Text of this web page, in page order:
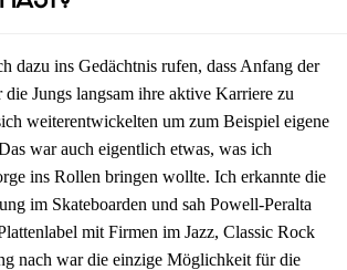
dazu ins Gedächtnis rufen, dass Anfang der
die Jungs langsam ihre aktive Karriere zu
weiterentwickelten um zum Beispiel eigene
war auch eigentlich etwas, was ich
ins Rollen bringen wollte. Ich erkannte die
im Skateboarden und sah Powell-Peralta
mit Firmen im Jazz, Classic Rock
nach war die einzige Möglichkeit für die